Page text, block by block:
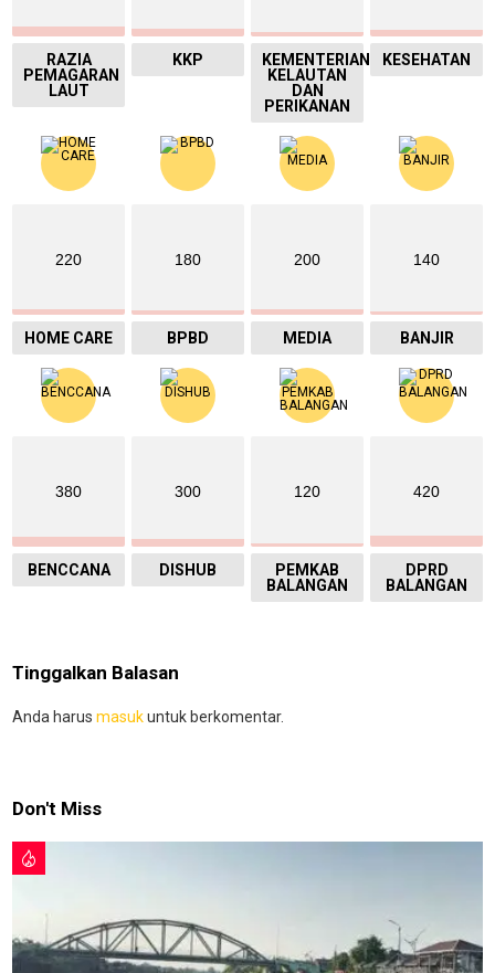
RAZIA
PEMAGARAN
LAUT
KKP
KEMENTERIAN
KELAUTAN
DAN
PERIKANAN
KESEHATAN
220
HOME CARE
180
BPBD
200
MEDIA
140
BANJIR
380
BENCCANA
300
DISHUB
120
PEMKAB
BALANGAN
420
DPRD
BALANGAN
Tinggalkan Balasan
Anda harus masukuntuk berkomentar.
Don't Miss